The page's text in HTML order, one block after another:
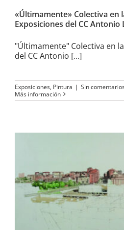
«Últimamente» Colectiva en
Exposiciones del CC Antonio
"Últimamente" Colectiva en
del CC Antonio [...]
Exposiciones, Pintura | Sin
Más información
«Espacio de
Paisaje
español
el MUREC de